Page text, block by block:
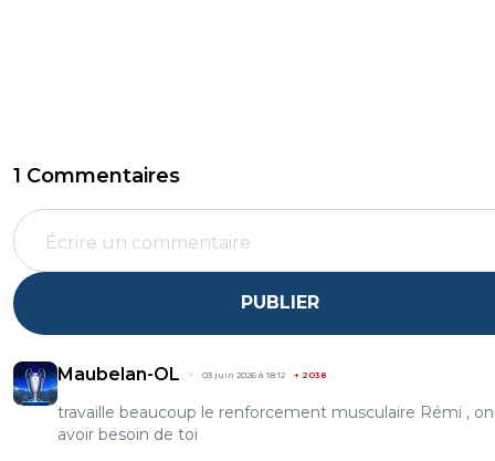
1 Commentaires
PUBLIER
Maubelan-OL 03 juin 2026 à 18:12 + 2038
travaille beaucoup le renforcement musculaire Rémi ,
avoir besoin de toi